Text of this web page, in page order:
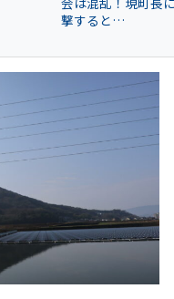
HESTA大倉に異変